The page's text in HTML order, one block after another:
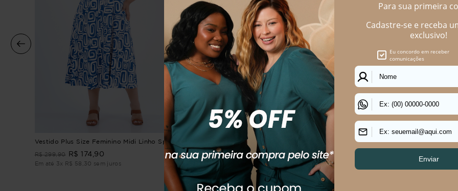
Vestido Plus Size Feminino Midi Linho Spirale
R$ 299,90 R$ 174 90
Em até 3x R$ 58 30 sem juros
Vestido Plus Size Feminino Midi Tule Ballerina
R$ 279,90 R$ 154,90
Em até3 sem juros
Vestido Plus Size Feminino Midi
Paradiso